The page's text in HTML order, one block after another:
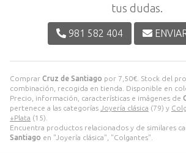
Comprar Cruz de Santiago por 7,50€ . Stock del
combinación, recogida en tienda. Disponible en
Precio, información, características e imágenes de
pertenece a las categorías Joyería clásica (79) y
+Plata (15).
Encuentra productos relacionados y de similares
Santiago en "Joyería clásica", "Colgantes".
tus dudas.
981 582 404